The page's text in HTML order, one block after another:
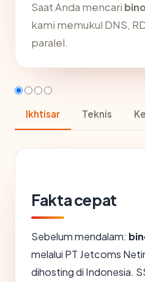
Saat Anda mencari
kami memukul DNS,
paralel.
Ikhtisar Teknis
Fakta cepat
Sebelum mendalam:
melalui PT Jetcoms
dihosting di Indonesia.